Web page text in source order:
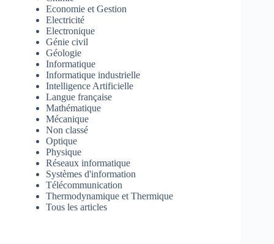
Economie et Gestion
Electricité
Electronique
Génie civil
Géologie
Informatique
Informatique industrielle
Intelligence Artificielle
Langue française
Mathématique
Mécanique
Non classé
Optique
Physique
Réseaux informatique
Systèmes d'information
Télécommunication
Thermodynamique et Thermique
Tous les articles